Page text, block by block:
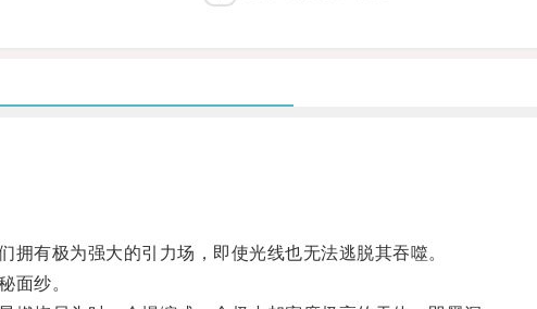
有极为强大的引力场，即使光线也无法逃脱其吞噬。
面纱。